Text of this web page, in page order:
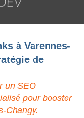
à Varennes-
de
un SEO
pour booster
Changy.